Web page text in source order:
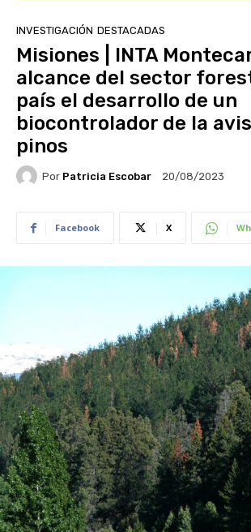
INVESTIGACIÓN DESTACADAS
Misiones | INTA
alcance del sector
país el desarrollo de un
biocontrolador de la
pinos
Por Patricia Escobar 20/08/2023
Facebook X